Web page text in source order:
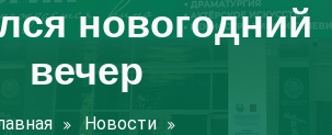
новогодний
вечер
Новости